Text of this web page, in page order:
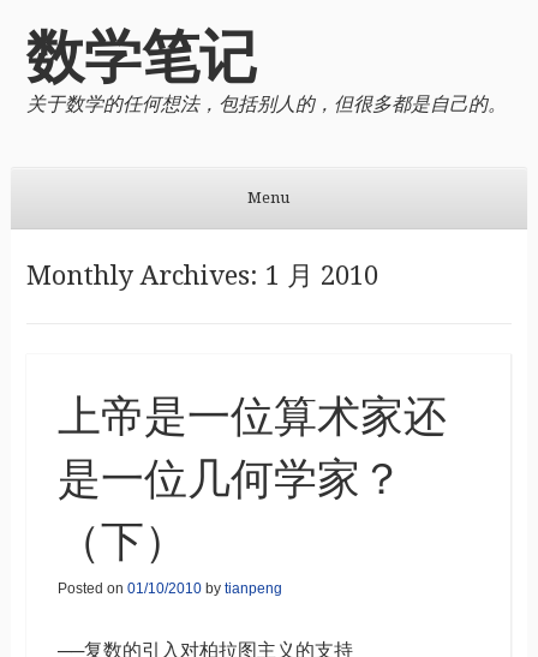
数学笔记
关于数学的任何想法，包括别人的，但很多都是自己的。
Menu
Monthly Archives: 1 月 2010
上帝是一位算术家还
是一位几何学家？
（下）
Posted on 01/10/2010by tianpeng
──复数的引入对柏拉图主义的支持